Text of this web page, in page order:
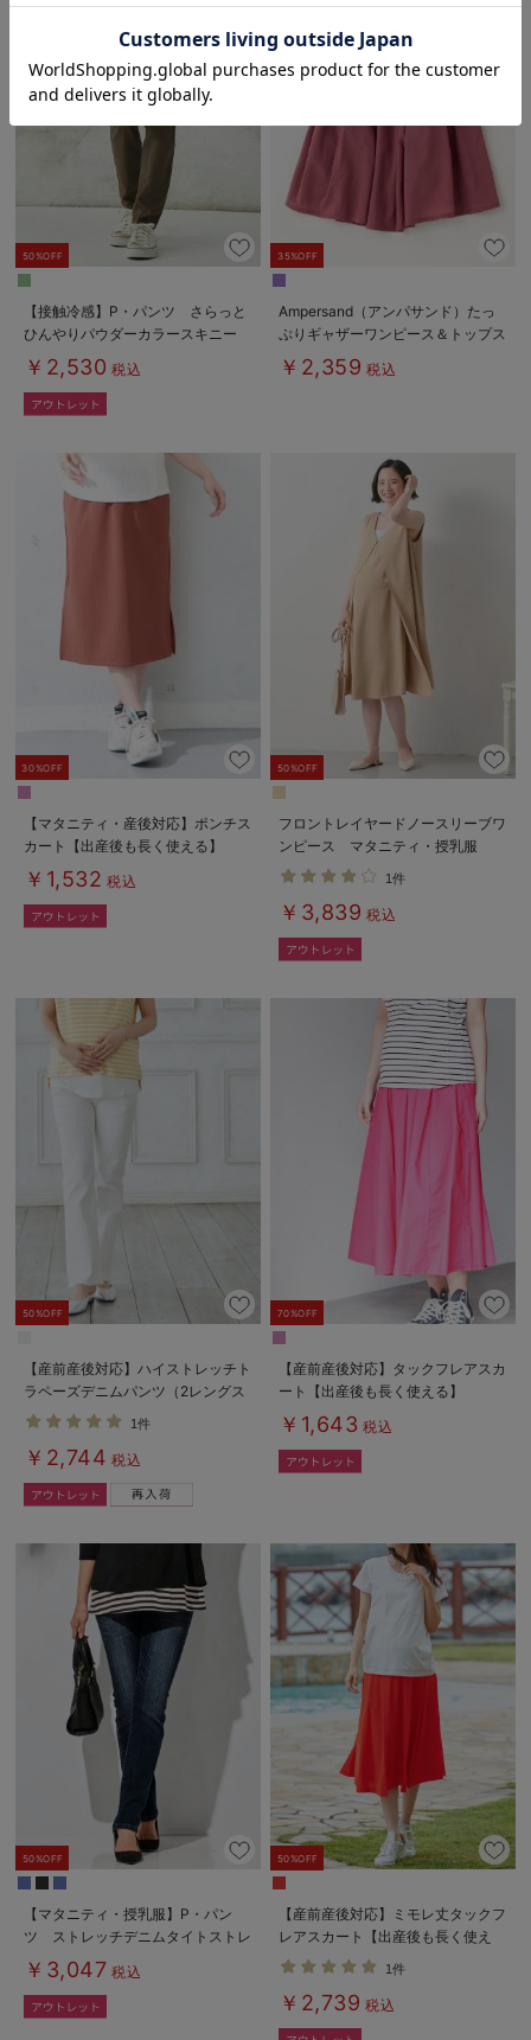
50%OFF
【接触冷感】P・パンツ さらっと
ひんやりパウダーカラースキニー
￥2,530 税込
35%OFF
Ampersand（アンパサンド）たっ
ぷりギャザーワンピース＆トップス
￥2,359 税込
30%OFF
【マタニティ・産後対応】ポンチス
カート【出産後も長く使える】
￥1,532 税込
50%OFF
フロントレイヤードノースリーブワ
ンピース マタニティ・授乳服
1件
￥3,839 税込
50%OFF
【産前産後対応】ハイストレッチト
ラペーズデニムパンツ（2レングス
展開）【出産後も長く使える】
1件
￥2,744 税込
70%OFF
【産前産後対応】タックフレアスカ
ート【出産後も長く使える】
￥1,643 税込
50%OFF
【マタニティ・授乳服】P・パン
ツ ストレッチデニムタイトストレ
ート
￥3,047 税込
50%OFF
【産前産後対応】ミモレ丈タックフ
レアスカート【出産後も長く使え
る】
1件
￥2,739 税込
お気に入り商品を確認する